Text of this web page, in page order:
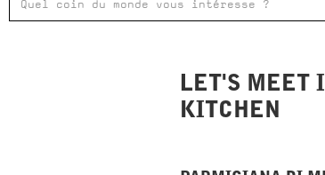
LET'S MEET
KITCHEN